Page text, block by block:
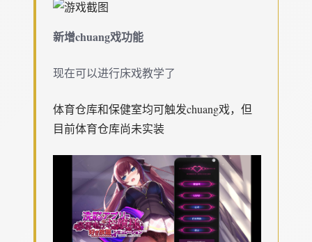
新增chuang戏功能
现在可以进行床戏教学了
体育仓库和保健室均可触发chuang戏，但
目前体育仓库尚未实装